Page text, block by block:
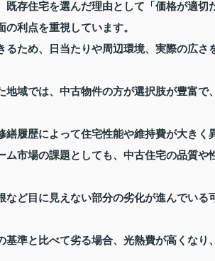
既存住宅を選んだ理由として「価格が適切
の利点を重視しています。
るため、日当たりや周辺環境、実際の広
地域では、中古物件の方が選択肢が豊富で
履歴によって住宅性能や維持費が大きく
ム市場の課題としても、中古住宅の品質
など目に見えない部分の劣化が進んでいる
基準と比べて劣る場合、光熱費が高くなり